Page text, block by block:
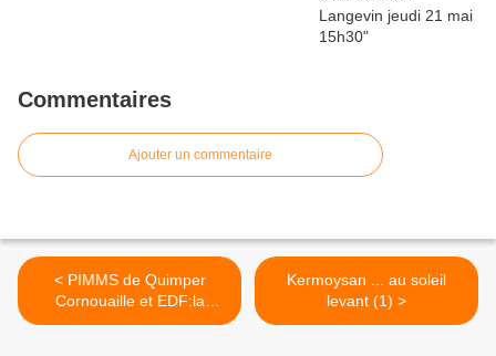
Commentaires
Ajouter un commentaire
< PIMMS de Quimper
Cornouaille et EDF:la
convention " ENBRIN "
Kermoysan ... au soleil
levant (1) >